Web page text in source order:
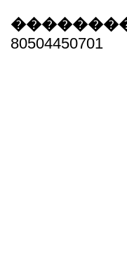
80504450701